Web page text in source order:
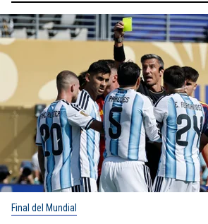
Final del Mundial